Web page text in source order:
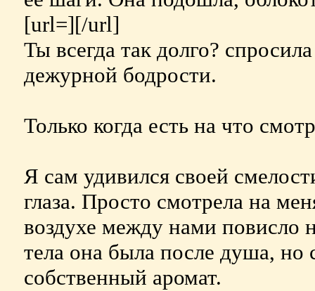
[url=][/url]
Ты всегда так долго?
дежурной бодрости.
Только когда есть на что
Я сам удивился своей
глаза. Просто смотрела на
воздухе между нами повисло
тела она была после душа, но
собственный аромат.